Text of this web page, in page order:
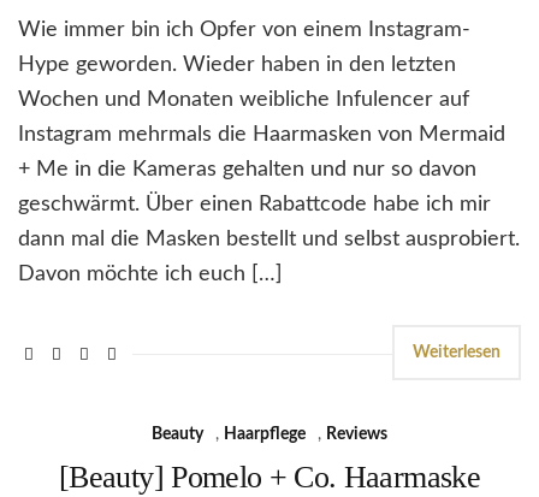
Wie immer bin ich Opfer von einem Instagram-
Hype geworden. Wieder haben in den letzten
Wochen und Monaten weibliche Infulencer auf
Instagram mehrmals die Haarmasken von Mermaid
+ Me in die Kameras gehalten und nur so davon
geschwärmt. Über einen Rabattcode habe ich mir
dann mal die Masken bestellt und selbst ausprobiert.
Davon möchte ich euch […]
Weiterlesen
Beauty , Haarpflege , Reviews
[Beauty] Pomelo + Co. Haarmaske